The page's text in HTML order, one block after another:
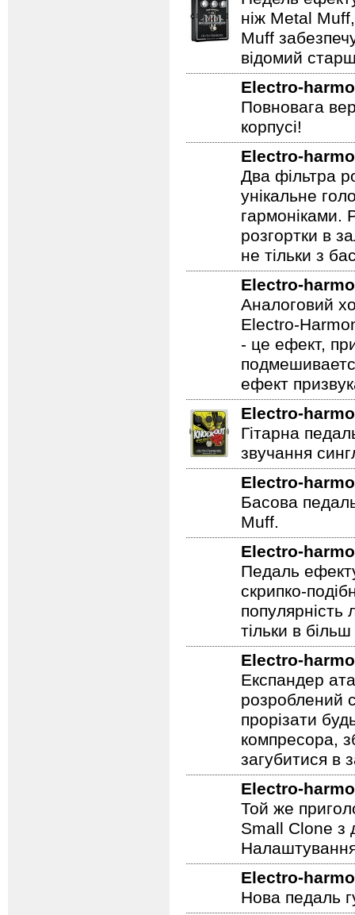
Electro-
Педель
ніж Metal
Muff
відомий
Electro-
Повновага
корпусі!
Electro-
Два фільтра
унікальне
гармоніками.
розгортки в
не тільки з
Electro-
Аналоговий
Electro-
- це ефект,
ефект
Electro-
Гітарна
звучання
Electro-
Басова
Muff.
Electro-
Педаль
скрипко-
тільки в
Electro-
Експандер
розроблений
прорізати
компресора,
загубитися в
Electro-
Той же
Small Clone з
Налаштування